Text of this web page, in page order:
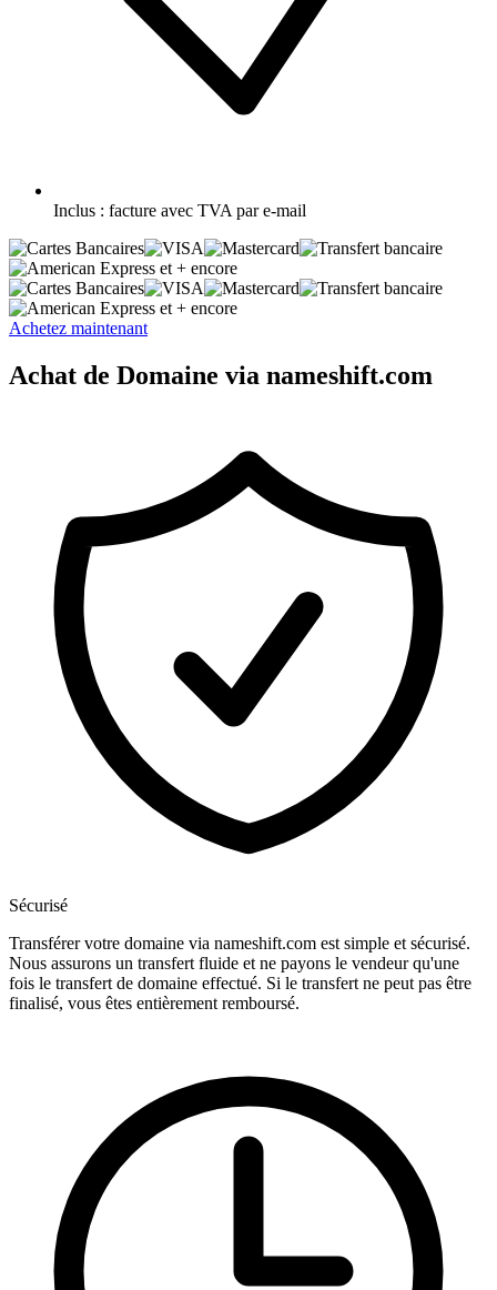
Inclus : facture avec TVA par e-mail
et + encore
et + encore
Achetez maintenant
Achat de Domaine via nameshift.com
Sécurisé
Transférer votre domaine via nameshift.com est simple et sécurisé.
Nous assurons un transfert fluide et ne payons le vendeur qu'une
fois le transfert de domaine effectué. Si le transfert ne peut pas être
finalisé, vous êtes entièrement remboursé.